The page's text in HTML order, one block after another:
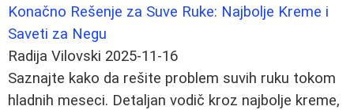
Konačno Rešenje za Suve Ruke: Najbolje Kremе i
Saveti za Negu
Radija Vilovski 2025-11-16
Saznajte kako da rešite problem suvih ruku tokom
hladnih meseci. Detaljan vodič kroz najbolje kreme,